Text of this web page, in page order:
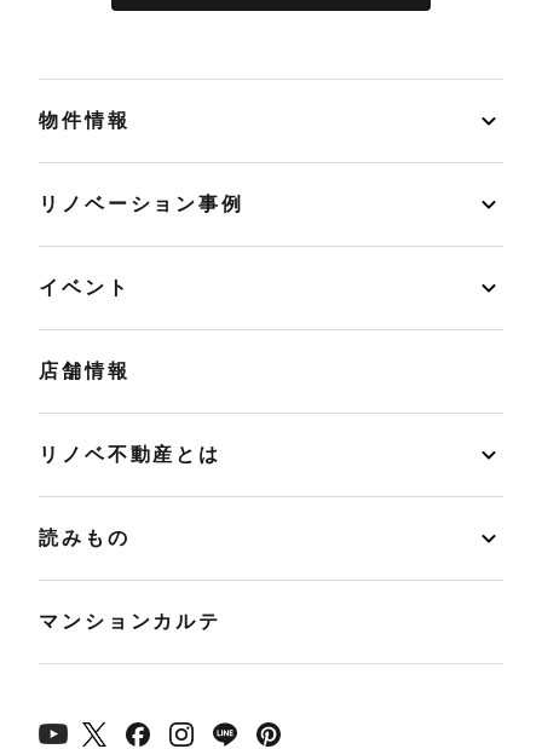
物件情報
リノベーション事例
イベント
店舗情報
リノベ不動産とは
読みもの
マンションカルテ